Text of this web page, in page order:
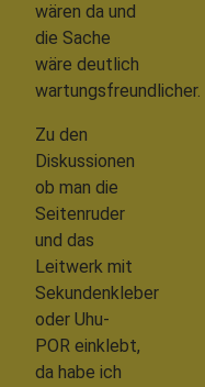
wären da und
die Sache
wäre deutlich
wartungsfreundlicher.
Zu den
Diskussionen
ob man die
Seitenruder
und das
Leitwerk mit
Sekundenkleber
oder Uhu-
POR einklebt,
da habe ich